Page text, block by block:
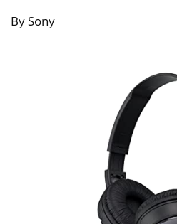
By Sony